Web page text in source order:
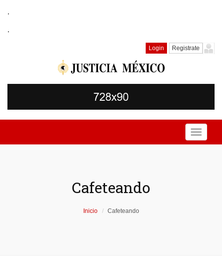
.
.
Login Registrate
Toggle
Cafeteando
Inicio Cafeteando